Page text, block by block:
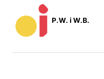
P.W. i W.B.